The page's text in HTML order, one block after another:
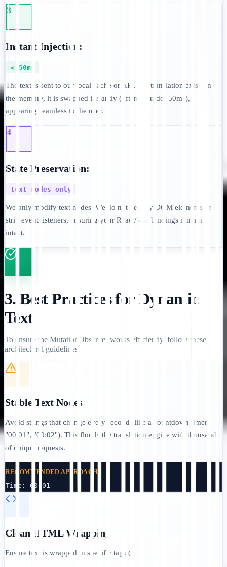
3
Instant Injection:
< 50ms
The text is sent to our local cache or API. If a translation exists in
the memory, it is swapped instantly (often in under 50ms),
appearing seamless to the user.
4
State Preservation:
text nodes only
We only modify text nodes. We do not destroy DOM elements or
strip event listeners, ensuring your React/Vue bindings remain
intact.
3. Best Practices for Dynamic
Text
To ensure the MutationObserver works efficiently, follow these
architectural guidelines:
Stable Text Nodes
Avoid strings that change every second (like a countdown timer:
"00:01", "00:02"). This floods the translation engine with thousands
of unique requests.
RECOMMENDED APPROACH:
Time: 00:01
Clean HTML Wrapping
Ensure text is wrapped in specific tags (